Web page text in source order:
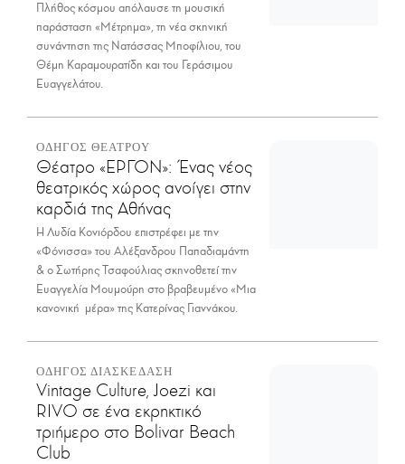
Πλήθος κόσμου απόλαυσε τη μουσική
παράσταση «Μέτρημα», τη νέα σκηνική
συνάντηση της Νατάσσας Μποφίλιου, του
Θέμη Καραμουρατίδη και του Γεράσιμου
Ευαγγελάτου.
ΟΔΗΓΟΣ ΘΕΑΤΡΟΥ
Θέατρο «ΕΡΓΟΝ»: Ένας νέος
θεατρικός χώρος ανοίγει στην
καρδιά της Αθήνας
Η Λυδία Κονιόρδου επιστρέφει με την
«Φόνισσα» του Αλέξανδρου Παπαδιαμάντη
& ο Σωτήρης Τσαφούλιας σκηνοθετεί την
Ευαγγελία Μουμούρη στο βραβευμένο «Μια
κανονική μέρα» της Κατερίνας Γιαννάκου.
ΟΔΗΓΟΣ ΔΙΑΣΚΕΔΑΣΗ
Vintage Culture, Joezi και
RIVO σε ένα εκρηκτικό
τριήμερο στο Bolivar Beach
Club